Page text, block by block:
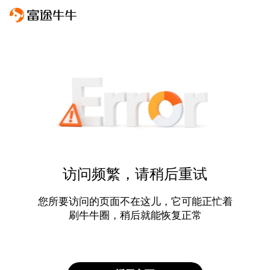
访问频繁，请稍后重试
您所要访问的页面不在这儿，它可能正忙着
刷牛牛圈，稍后就能恢复正常